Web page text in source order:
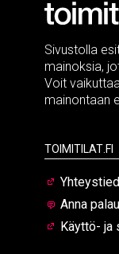
Sivustolla
mainoksia,
Voit
mainontaan
Toimitilat.fi
Anna
Käyttö- ja